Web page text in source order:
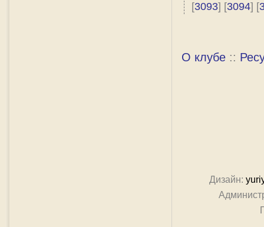
[3093] [3094] [
О клубе ::
Дизайн: